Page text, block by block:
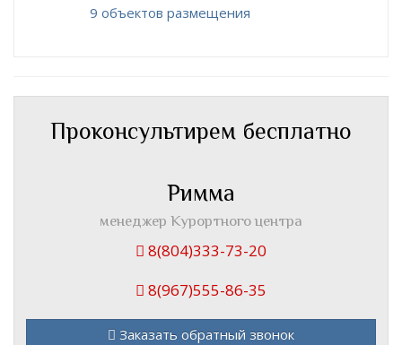
9 объектов размещения
Проконсультирем бесплатно
Римма
менеджер Курортного центра
8(804)333-73-20
8(967)555-86-35
Заказать обратный звонок